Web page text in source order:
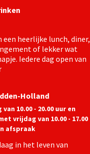
een heerlijke lunch, diner,
of lekker wat
Iedere dag open van
Holland
10.00 - 20.00 uur en
vrijdag van 10.00 - 17.00
afspraak
in het leven van